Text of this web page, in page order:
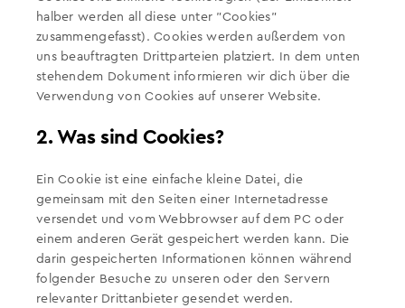
halber werden all diese unter "Cookies"
zusammengefasst). Cookies werden außerdem von
uns beauftragten Drittparteien platziert. In dem unten
stehendem Dokument informieren wir dich über die
Verwendung von Cookies auf unserer Website.
2. Was sind Cookies?
Ein Cookie ist eine einfache kleine Datei, die
gemeinsam mit den Seiten einer Internetadresse
versendet und vom Webbrowser auf dem PC oder
einem anderen Gerät gespeichert werden kann. Die
darin gespeicherten Informationen können während
folgender Besuche zu unseren oder den Servern
relevanter Drittanbieter gesendet werden.